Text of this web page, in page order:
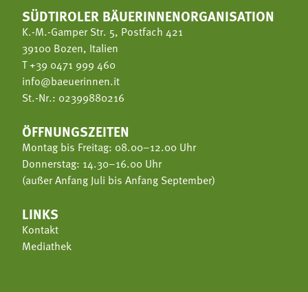
SÜDTIROLER BÄUERINNENORGANISATION
K.-M.-Gamper Str. 5, Postfach 421
39100 Bozen, Italien
T+39 0471 999 460
info@baeuerinnen.it
St.-Nr.: 02399880216
ÖFFNUNGSZEITEN
Montag bis Freitag: 08.00–12.00 Uhr
Donnerstag: 14.30–16.00 Uhr
(außer Anfang Juli bis Anfang September)
LINKS
Kontakt
Mediathek